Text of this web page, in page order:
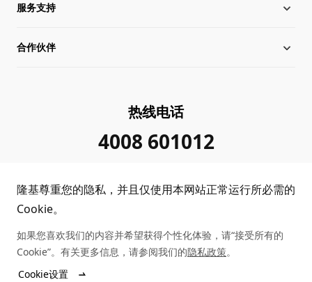
全球化布局
管理层信息
投诉举报
合规政策
硅片价格
行业动态
服务支持
下载中心
客户问题反馈
收益计算
合作伙伴
协同创新合作
热线电话
4008 601012
Copyright © 2026 隆基绿能科技股份有限公司
隆基尊重您的隐私，并且仅使用本网站正常运行所必需的
Cookie。
如果您喜欢我们的内容并希望获得个性化体验，请“接受所有的
Cookie”。有关更多信息，请参阅我们的隐私政策。
Cookie设置